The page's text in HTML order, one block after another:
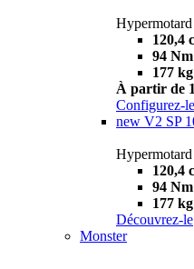
120,4
94 Nm
177 kg
À partir de
Configurez-le
new V2 SP
120,4
94 Nm
177 kg
Découvrez-le
Monster